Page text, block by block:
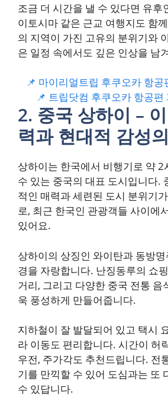
조금 더 시간을 낼 수 있다면 유후
이토시마 같은 근교 여행지도 함
의 지역이 가진 고유의 분위기와
은 일정 속에서도 깊은 인상을 남
📌 마이리얼트립 후쿠오카 항공
📌 트립닷컴 후쿠오카 항공편
2. 중국 상하이 –
력과 현대적 감성
상하이는 한국에서 비행기로 약
수 있는 중국의 대표 도시입니다.
적인 매력과 세련된 도시 분위기
로, 최근 한국인 관광객들 사이에
있어요.
상하이의 상징인 와이탄과 동방
경을 자랑합니다. 난징동루의 쇼
거리, 그리고 다양한 중국 전통 음
욱 풍성하게 만들어줍니다.
지하철이 잘 발달되어 있고 택시
라 이동도 편리합니다. 시간이 허
우전, 주가각도 추천드립니다. 전
기를 만끽할 수 있어 도심과는 또
수 있답니다.